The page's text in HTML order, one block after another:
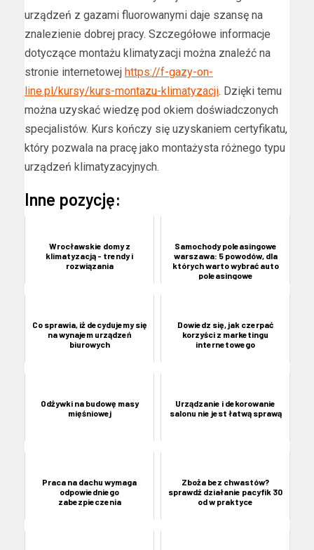
urządzeń z gazami fluorowanymi daje szansę na
znalezienie dobrej pracy. Szczegółowe informacje
dotyczące montażu klimatyzacji można znaleźć na
stronie internetowej https://f-gazy-on-
line.pl/kursy/kurs-montazu-klimatyzacji. Dzięki temu
można uzyskać wiedzę pod okiem doświadczonych
specjalistów. Kurs kończy się uzyskaniem certyfikatu,
który pozwala na pracę jako montażysta różnego typu
urządzeń klimatyzacyjnych.
Inne pozycję:
Wrocławskie domy z
klimatyzacją - trendy i
rozwiązania
Samochody poleasingowe
warszawa: 5 powodów, dla
których warto wybrać auto
poleasingowe
Co sprawia, iż decydujemy się
na wynajem urządzeń
biurowych
Dowiedz się, jak czerpać
korzyści z marketingu
internetowego
Odżywki na budowę masy
mięśniowej
Urządzanie i dekorowanie
salonu nie jest łatwą sprawą
Praca na dachu wymaga
odpowiedniego
zabezpieczenia
Zboża bez chwastów?
sprawdź działanie pacyfik 30
od w praktyce